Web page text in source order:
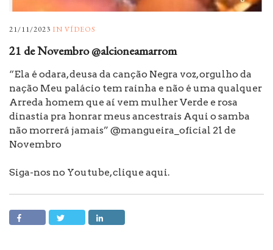
21/11/2023 IN VÍDEOS
21 de Novembro @alcioneamarrom
“Ela é odara, deusa da canção Negra voz, orgulho da
nação Meu palácio tem rainha e não é uma qualquer
Arreda homem que aí vem mulher Verde e rosa
dinastia pra honrar meus ancestrais Aqui o samba
não morrerá jamais” @mangueira_oficial 21 de
Novembro
Siga-nos no Youtube, clique aqui.